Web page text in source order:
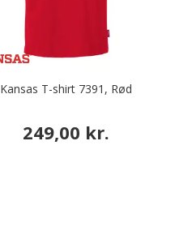
Kansas T-shirt 7391, Rød
249,00 kr.